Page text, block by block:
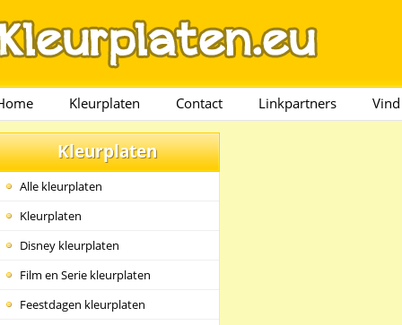
Kleurplaten Contact Linkpartners
Kleurplaten
Alle kleurplaten
Kleurplaten
Disney kleurplaten
Film en Serie kleurplaten
Feestdagen kleurplaten